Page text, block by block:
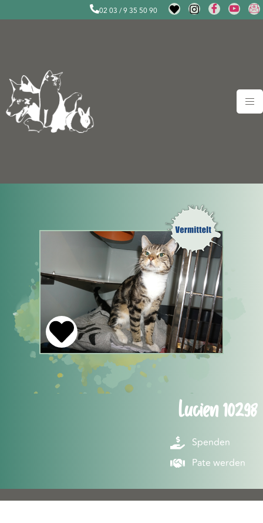
02 03 / 9 35 50 90
Lucien 10298
Spenden
Pate werden